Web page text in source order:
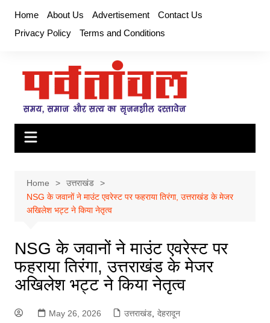
content
Home About Us Advertisement
Contact Us
Privacy Policy
Terms and Conditions
Home
उत्तराखंड
NSG के जवानों ने माउंट एवरेस्ट पर फहराया तिरंगा, उत्तराखंड के मेजर
अखिलेश भट्ट ने किया नेतृत्व
NSG के जवानों ने माउंट एवरेस्ट पर
फहराया तिरंगा, उत्तराखंड के मेजर
अखिलेश भट्ट ने किया नेतृत्व
May 26, 2026 उत्तराखंड, देहरादून